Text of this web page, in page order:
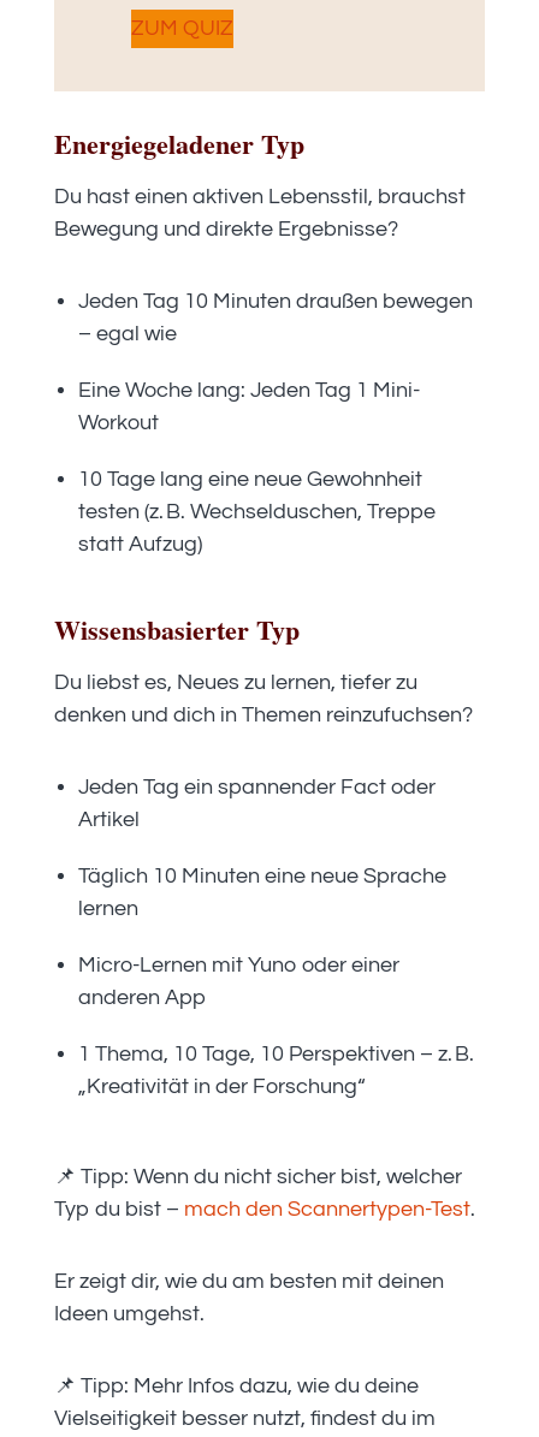
ZUM QUIZ
Energiegeladener Typ
Du hast einen aktiven Lebensstil, brauchst
Bewegung und direkte Ergebnisse?
Jeden Tag 10 Minuten draußen bewegen
– egal wie
Eine Woche lang: Jeden Tag 1 Mini-
Workout
10 Tage lang eine neue Gewohnheit
testen (z. B. Wechselduschen, Treppe
statt Aufzug)
Wissensbasierter Typ
Du liebst es, Neues zu lernen, tiefer zu
denken und dich in Themen reinzufuchsen?
Jeden Tag ein spannender Fact oder
Artikel
Täglich 10 Minuten eine neue Sprache
lernen
Micro-Lernen mit Yuno oder einer
anderen App
1 Thema, 10 Tage, 10 Perspektiven – z. B.
„Kreativität in der Forschung“
📌 Tipp: Wenn du nicht sicher bist, welcher
Typ du bist – mach den Scannertypen-Test.
Er zeigt dir, wie du am besten mit deinen
Ideen umgehst.
📌 Tipp: Mehr Infos dazu, wie du deine
Vielseitigkeit besser nutzt, findest du im